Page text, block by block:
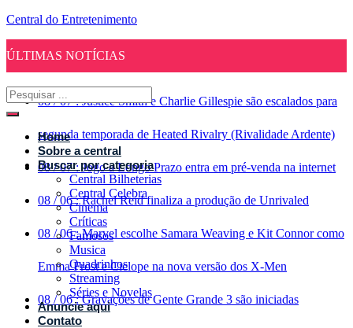
Central do Entretenimento
ÚLTIMAS NOTÍCIAS
08 / 07 : Justice Smith e Charlie Gillespie são escalados para
segunda temporada de Heated Rivalry (Rivalidade Ardente)
08 / 07 : Jogo a Longo Prazo entra em pré-venda na internet
08 / 06 : Rachel Reid finaliza a produção de Unrivaled
08 / 06 : Marvel escolhe Samara Weaving e Kit Connor como
Emma Frost e Ciclope na nova versão dos X-Men
08 / 06 : Gravações de Gente Grande 3 são iniciadas
Home
Sobre a central
Buscar por categoria
Central Bilheterias
Central Celebra
Cinema
Críticas
Famosos
Musica
Quadrinhos
Streaming
Séries e Novelas
Anuncie aqui
Contato